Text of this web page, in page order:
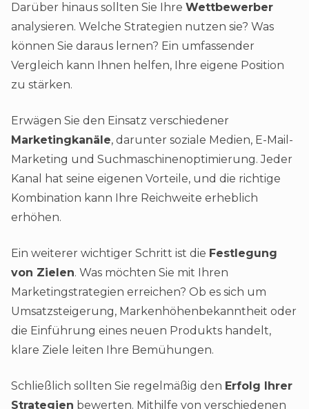
Darüber hinaus sollten Sie Ihre Wettbewerber
analysieren. Welche Strategien nutzen sie? Was
können Sie daraus lernen? Ein umfassender
Vergleich kann Ihnen helfen, Ihre eigene Position
zu stärken.
Erwägen Sie den Einsatz verschiedener
Marketingkanäle, darunter soziale Medien, E-Mail-
Marketing und Suchmaschinenoptimierung. Jeder
Kanal hat seine eigenen Vorteile, und die richtige
Kombination kann Ihre Reichweite erheblich
erhöhen.
Ein weiterer wichtiger Schritt ist die Festlegung
von Zielen. Was möchten Sie mit Ihren
Marketingstrategien erreichen? Ob es sich um
Umsatzsteigerung, Markenhöhenbekanntheit oder
die Einführung eines neuen Produkts handelt,
klare Ziele leiten Ihre Bemühungen.
Schließlich sollten Sie regelmäßig den Erfolg Ihrer
Strategien bewerten. Mithilfe von verschiedenen